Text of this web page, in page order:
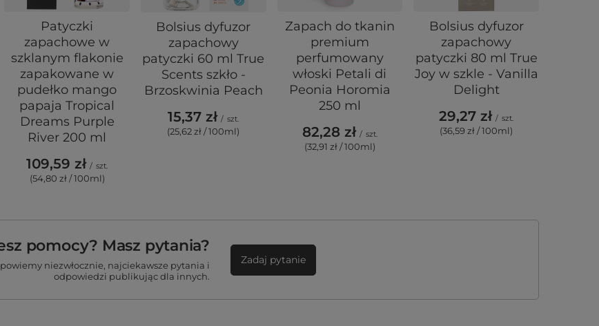
Patyczki
zapachowe w
szklanym flakonie
zapakowane w
pudełko mango
papaja Tropical
Dreams Purple
River 200 ml
109,59 zł / szt.
(54,80 zł / 100ml)
Bolsius dyfuzor
zapachowy
patyczki 60 ml True
Scents szkło -
Brzoskwinia Peach
15,37 zł / szt.
(25,62 zł / 100ml)
Zapach do tkanin
premium
perfumowany
włoski Petali di
Peonia Horomia
250 ml
82,28 zł / szt.
(32,91 zł / 100ml)
Bolsius dyfuzor
zapachowy
patyczki 80 ml True
Joy w szkle - Vanilla
Delight
29,27 zł / szt.
(36,59 zł / 100ml)
pomocy? Masz pytania?
niezwłocznie, najciekawsze pytania i
odpowiedzi publikując dla innych.
Zadaj pytanie